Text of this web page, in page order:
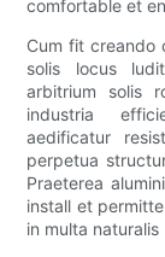
comfortable et
Cum fit creando
solis locus
arbitrium solis
industria
aedificatur
perpetua
Praeterea
install et
in multa naturalis